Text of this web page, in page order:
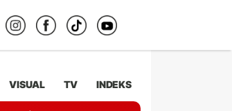
VISUAL TV INDEKS